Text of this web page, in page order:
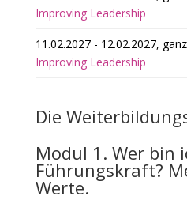
Improving Leadership
11.02.2027 - 12.02.2027,
Improving Leadership
Die
Modul 1. Wer bin
Führungskraft?
Werte.